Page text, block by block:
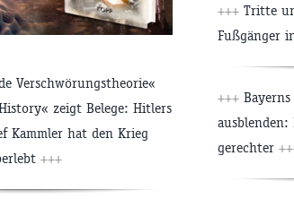
Verschwörungstheorie«
zeigt Belege: Hitlers
Kammler hat den Krieg
+++
+++ Tritte
Fußgänger
+++
gerechter